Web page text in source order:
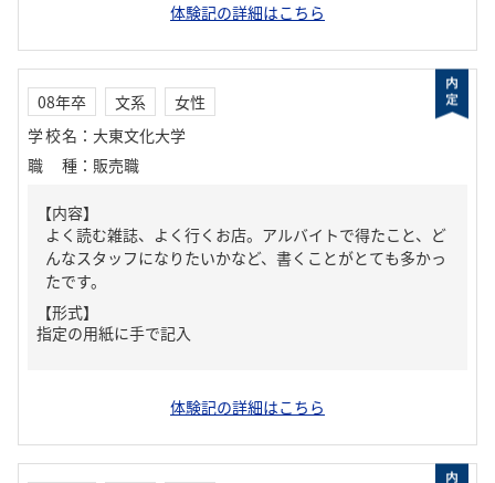
体験記の詳細はこちら
08年卒 文系
女性
学校名 ： 大東文化大学
職種 ： 販売職
【内容】
よく読む雑誌、よく行くお店。アルバイトで得たこと、ど
んなスタッフになりたいかなど、書くことがとても多かっ
たです。
【形式】
指定の用紙に手で記入
体験記の詳細はこちら